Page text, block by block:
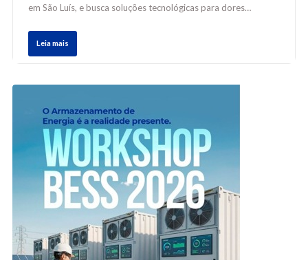
em São Luís, e busca soluções tecnológicas para dores…
Leia mais